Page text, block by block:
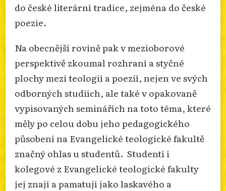
do české literární tradice, zejména do české
poezie.
Na obecnější rovině pak v mezioborové
perspektivě zkoumal rozhraní a styčné
plochy mezi teologií a poezií, nejen ve svých
odborných studiích, ale také v opakovaně
vypisovaných seminářích na toto téma, které
měly po celou dobu jeho pedagogického
působení na Evangelické teologické fakultě
značný ohlas u studentů. Studenti i
kolegové z Evangelické teologické fakulty
jej znají a pamatují jako laskavého a